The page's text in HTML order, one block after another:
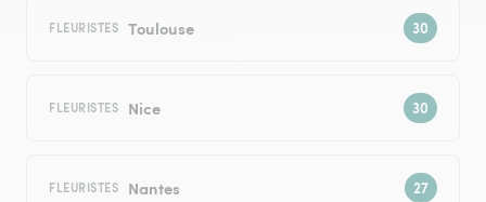
FLEURISTES Toulouse
FLEURISTES Nice
FLEURISTES Nantes